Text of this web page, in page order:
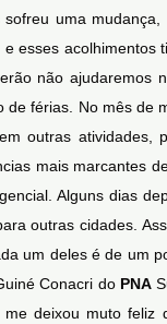
uma
esses acolhimentos
não ajudaremos
férias. No mês de
outras atividades,
mais marcantes
Alguns dias
outras cidades.
um deles é de um
Conacri do PNA
deixou muto feliz